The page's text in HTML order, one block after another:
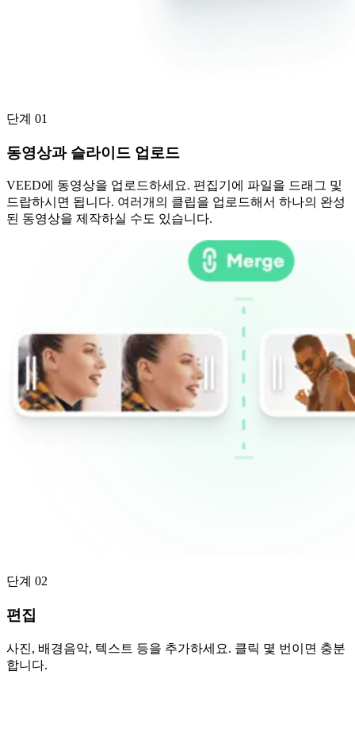
단계 01
동영상과 슬라이드 업로드
VEED에 동영상을 업로드하세요. 편집기에 파일을 드래그 및
드랍하시면 됩니다. 여러개의 클립을 업로드해서 하나의 완성
된 동영상을 제작하실 수도 있습니다.
단계 02
편집
사진, 배경음악, 텍스트 등을 추가하세요. 클릭 몇 번이면 충분
합니다.